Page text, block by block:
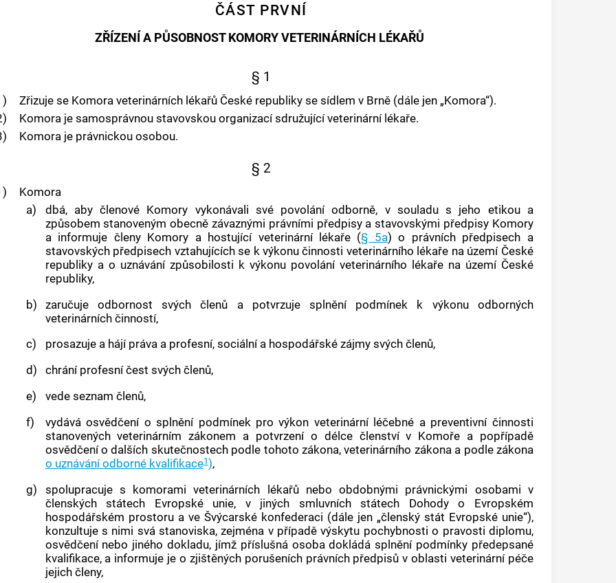
ČÁST PRVNÍ
ZŘÍZENÍ A PŮSOBNOST KOMORY VETERINÁRNÍCH LÉKAŘŮ
§ 1
Zřizuje se Komora veterinárních lékařů České republikyse sídlem v Brně (dále jen „Komora“).
Komora je samosprávnou stavovskou organizací sdružující veterinární lékaře.
Komora je právnickou osobou.
§ 2
Komora
a)
dbá, aby členové Komory vykonávali své povolání odborně, v souladu s jeho etikou a
způsobem stanoveným obecně závaznými právními předpisy a stavovskými předpisy Komory
a informuje členy Komory a hostující veterinární lékaře (§ 5a) o právních předpisech a
stavovských předpisech vztahujících se k výkonu činnosti veterinárního lékaře na území České
republiky a o uznávání způsobilosti k výkonu povolání veterinárního lékaře na území České
republiky,
b)
zaručuje odbornost svých členů a potvrzuje splnění podmínek k výkonu odborných
veterinárních činností,
c)
prosazuje a hájí práva a profesní, sociální a hospodářské zájmy svých členů,
d)
chrání profesní čest svých členů,
e)
vede seznam členů,
f)
vydává osvědčení o splnění podmínek pro výkon veterinární léčebné a preventivní činnosti
stanovených veterinárním zákonem a potvrzení o délce členství v Komoře a popřípadě
osvědčení o dalších skutečnostech podle tohoto zákona, veterinárního zákona a podle zákona
o uznávání odborné kvalifikace1),
g)
spolupracuje s komorami veterinárních lékařů nebo obdobnými právnickými osobami v
členských státech Evropské unie, v jiných smluvních státech Dohody o Evropském
hospodářském prostoru a ve Švýcarské konfederaci (dále jen „členský stát Evropské unie“),
konzultuje s nimi svá stanoviska, zejména v případě výskytu pochybnosti o pravosti diplomu,
osvědčení nebo jiného dokladu, jímž příslušná osoba dokládá splnění podmínky předepsané
kvalifikace, a informuje je o zjištěných porušeních právních předpisů v oblasti veterinární péče
jejich členy,